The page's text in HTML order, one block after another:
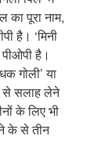
का पूरा नाम,
है। ‘मिनी
है।
गोली’ या
से सलाह लेने
के लिए भी
के से तीन